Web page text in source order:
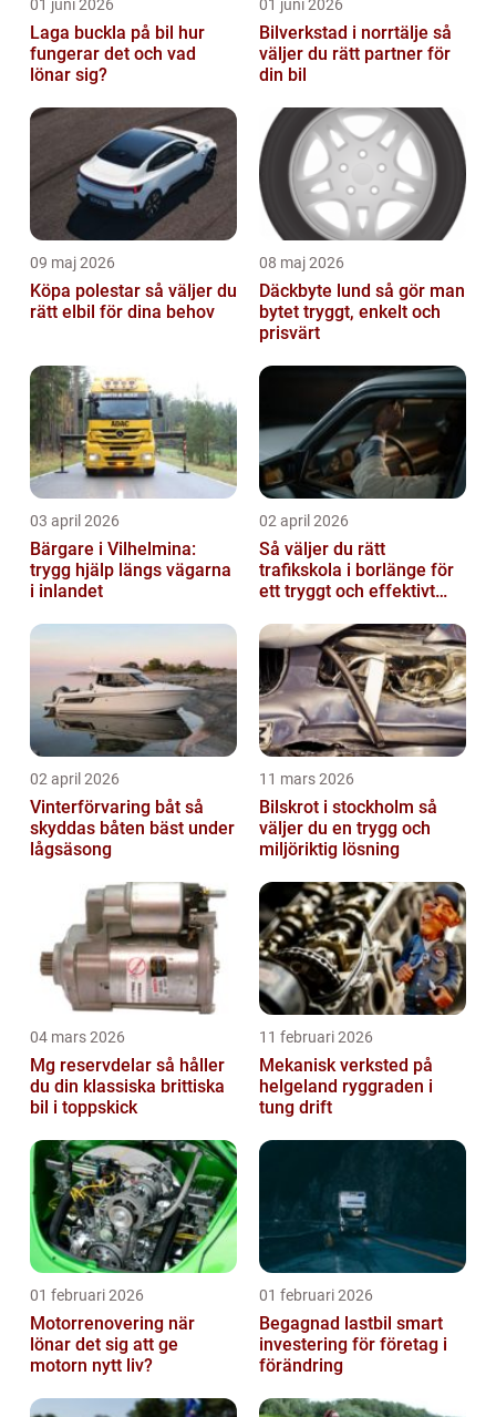
01 juni 2026
Laga buckla på bil hur
fungerar det och vad
lönar sig?
01 juni 2026
Bilverkstad i norrtälje så
väljer du rätt partner för
din bil
09 maj 2026
Köpa polestar så väljer du
rätt elbil för dina behov
08 maj 2026
Däckbyte lund så gör man
bytet tryggt, enkelt och
prisvärt
03 april 2026
Bärgare i Vilhelmina:
trygg hjälp längs vägarna
i inlandet
02 april 2026
Så väljer du rätt
trafikskola i borlänge för
ett tryggt och effektivt
02 april 2026
Vinterförvaring båt så
skyddas båten bäst under
lågsäsong
11 mars 2026
Bilskrot i stockholm så
väljer du en trygg och
miljöriktig lösning
04 mars 2026
Mg reservdelar så håller
du din klassiska brittiska
bil i toppskick
11 februari 2026
Mekanisk verksted på
helgeland ryggraden i
tung drift
01 februari 2026
Motorrenovering när
lönar det sig att ge
motorn nytt liv?
01 februari 2026
Begagnad lastbil smart
investering för företag i
förändring